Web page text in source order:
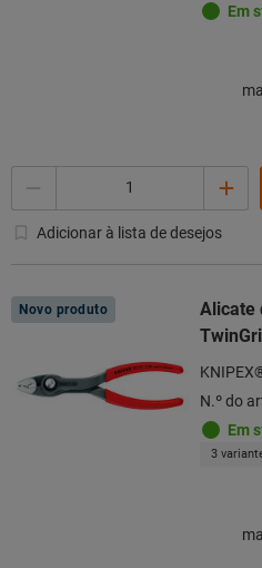
Em
Adicionar à lista de desejos
Novo produto
Alicate
N.º do
Em
3